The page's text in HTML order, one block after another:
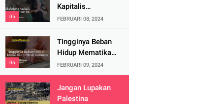
Kapitalis
Mematikan Fitrah
FEBRUARI 08, 2024
Tingginya Beban
Hidup Mematikan
Fitrah Keibuan
FEBRUARI 09, 2024
Jangan Lupakan
Palestina